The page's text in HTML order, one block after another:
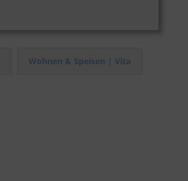
Wohnen & Speisen | Vita